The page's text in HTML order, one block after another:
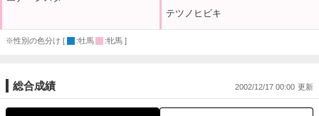
テツノヒビキ
※性別の色分け [ :牡馬 :牝馬 ]
総合成績 2002/12/17 00:00